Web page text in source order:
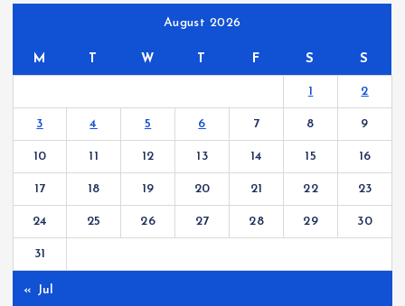
August 2026
M T W T F S S
1 2
3 4 5 6 7 8 9
10 11 12 13 14 15 16
17 18 19 20 21 22 23
24 25 26 27 28 29 30
31
« Jul